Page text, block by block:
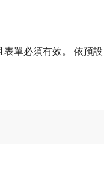
單必須有效。 依預